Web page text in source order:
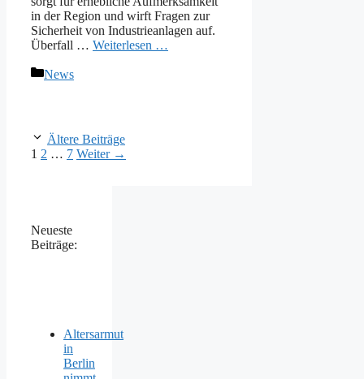
in der Region und wirft Fragen zur
Sicherheit von Industrieanlagen auf.
Überfall … Weiterlesen …
Kategorien
News
Ältere Beiträge
Seite
1 Seite
2 … Seite
7 Weiter →
Neueste
Beiträge:
Altersarmut
in
Berlin